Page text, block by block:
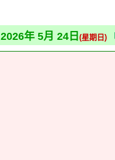
2026年 5月 24日 (星期日)